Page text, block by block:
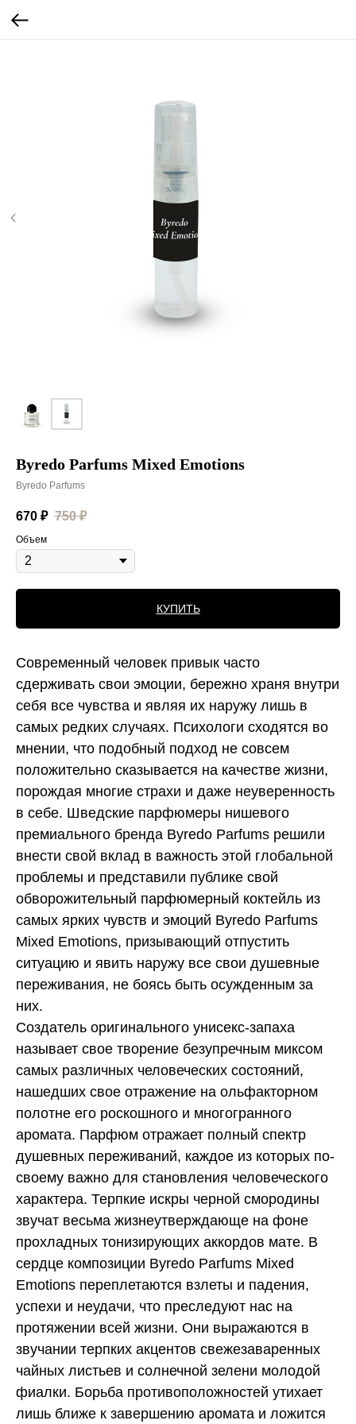
Byredo Parfums Mixed Emotions
Byredo Parfums
670 ₽ 750 ₽
Объем
КУПИТЬ
Современный человек привык часто
сдерживать свои эмоции, бережно храня внутри
себя все чувства и являя их наружу лишь в
самых редких случаях. Психологи сходятся во
мнении, что подобный подход не совсем
положительно сказывается на качестве жизни,
порождая многие страхи и даже неуверенность
в себе. Шведские парфюмеры нишевого
премиального бренда Byredo Parfums решили
внести свой вклад в важность этой глобальной
проблемы и представили публике свой
обворожительный парфюмерный коктейль из
самых ярких чувств и эмоций Byredo Parfums
Mixed Emotions, призывающий отпустить
ситуацию и явить наружу все свои душевные
переживания, не боясь быть осужденным за
них.
Создатель оригинального унисекс-запаха
называет свое творение безупречным миксом
самых различных человеческих состояний,
нашедших свое отражение на ольфакторном
полотне его роскошного и многогранного
аромата. Парфюм отражает полный спектр
душевных переживаний, каждое из которых по-
своему важно для становления человеческого
характера. Терпкие искры черной смородины
звучат весьма жизнеутверждающе на фоне
прохладных тонизирующих аккордов мате. В
сердце композиции Byredo Parfums Mixed
Emotions переплетаются взлеты и падения,
успехи и неудачи, что преследуют нас на
протяжении всей жизни. Они выражаются в
звучании терпких акцентов свежезаваренных
чайных листьев и солнечной зелени молодой
фиалки. Борьба противоположностей утихает
лишь ближе к завершению аромата и ложится